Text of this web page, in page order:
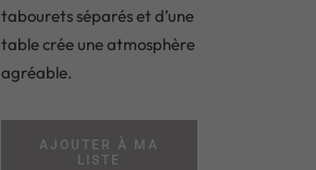
tabourets séparés et d’une
table crée une atmosphère
agréable.
AJOUTER À MA
LISTE